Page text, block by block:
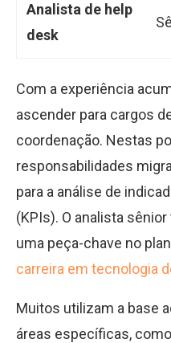
Analista de help
desk
Com a experiência
ascender para cargos
coordenação. Nestas
responsabilidades
para a análise de
(KPIs). O analista
uma peça-chave no
carreira em tecnologia
Muitos utilizam a base
áreas específicas,